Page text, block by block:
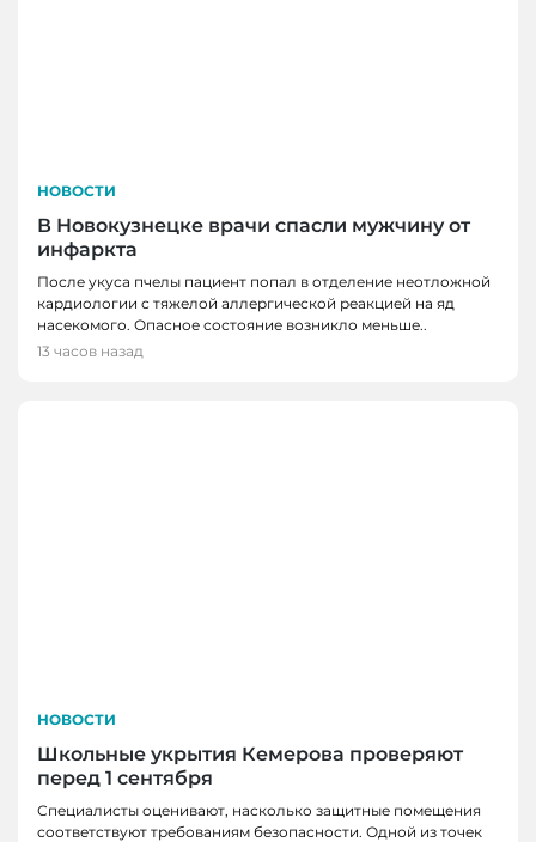
НОВОСТИ
В Новокузнецке врачи спасли мужчину от
инфаркта
После укуса пчелы пациент попал в отделение неотложной
кардиологии с тяжелой аллергической реакцией на яд
насекомого. Опасное состояние возникло меньше..
13 часов назад
НОВОСТИ
Школьные укрытия Кемерова проверяют
перед 1 сентября
Специалисты оценивают, насколько защитные помещения
соответствуют требованиям безопасности. Одной из точек